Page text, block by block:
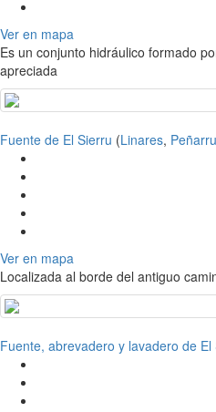
Ver en mapa
Es un conjunto hidráulico formado
apreciada
Fuente de El Sierru (Linares,
Ver en mapa
Localizada al borde del antiguo
Fuente, abrevadero y lavadero de El